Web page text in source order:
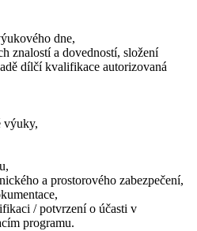
dne,
znalostí a dovedností, složení
dílčí kvalifikace autorizovaná
výuky,
a prostorového zabezpečení,
/ potvrzení o účasti v
programu.